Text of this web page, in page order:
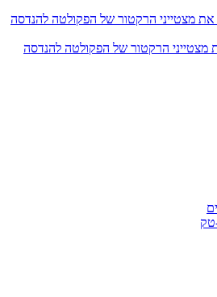
הרקטור של הפקולטה להנדסה
טק